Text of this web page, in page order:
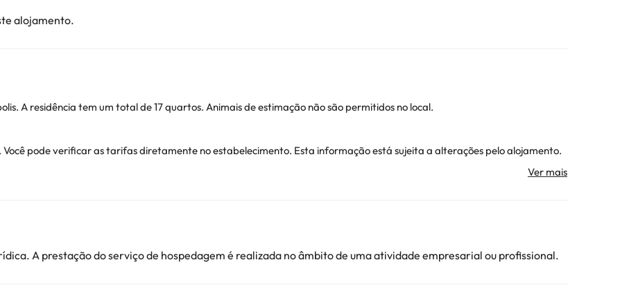
alojamento.
A residência tem um total de 17 quartos. Animais de estimação não são permitidos no local.
Você pode verificar as tarifas diretamente no estabelecimento. Esta informação está sujeita a alterações pelo alojamento.
A prestação do serviço de hospedagem é realizada no âmbito de uma atividade empresarial ou profissional.